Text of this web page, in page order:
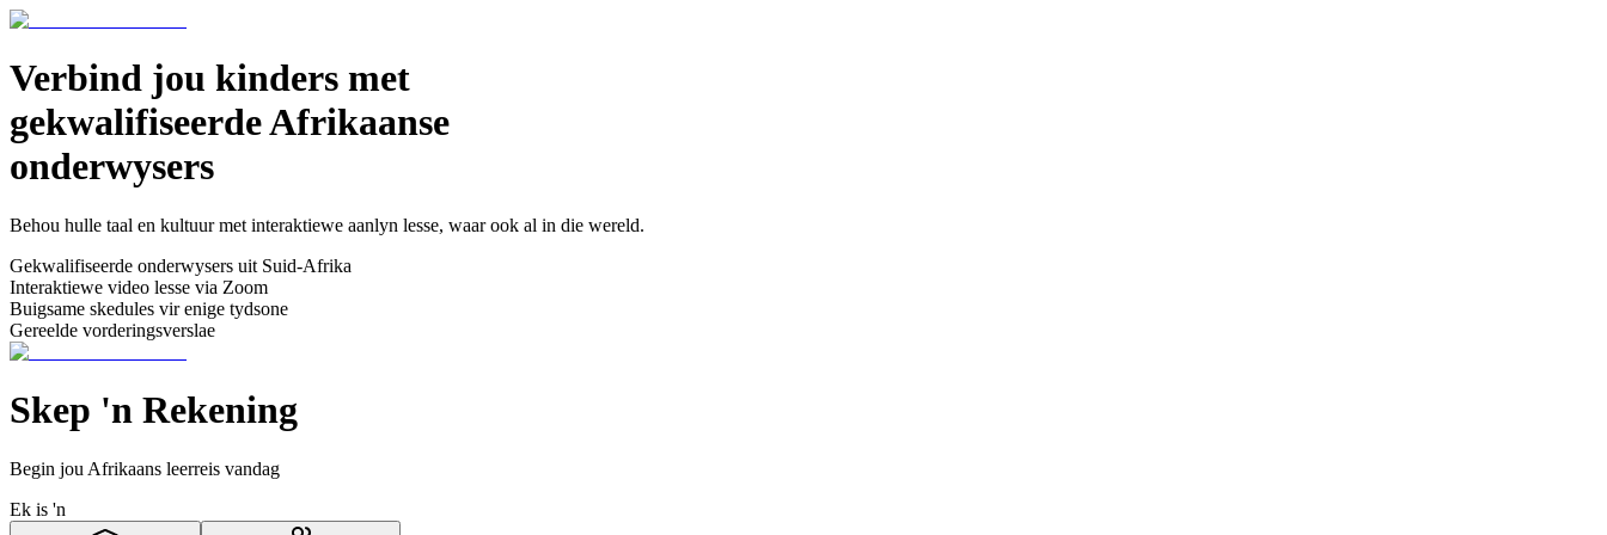
Verbind jou kinders met
gekwalifiseerde Afrikaanse
onderwysers
Behou hulle taal en kultuur met interaktiewe aanlyn lesse, waar ook al in die wereld.
Gekwalifiseerde onderwysers uit Suid-Afrika
Interaktiewe video lesse via Zoom
Buigsame skedules vir enige tydsone
Gereelde vorderingsverslae
Skep 'n Rekening
Begin jou Afrikaans leerreis vandag
Ek is 'n